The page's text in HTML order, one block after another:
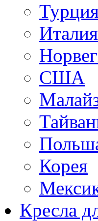
Италия
США
Корея
Кресла